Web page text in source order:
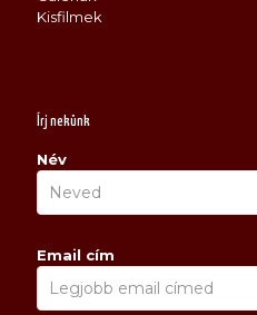
Kisfilmek
Írj nekünk
Név
Email cím